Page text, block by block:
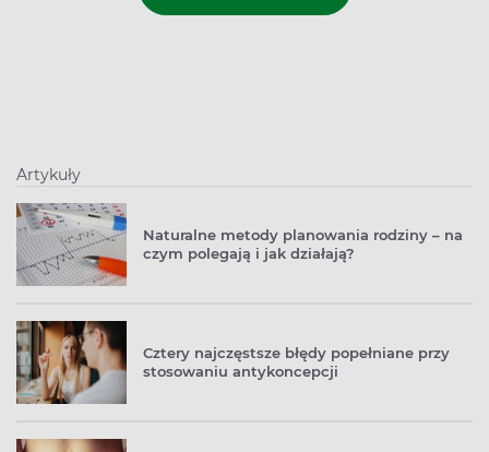
Artykuły
Naturalne metody planowania rodziny – na
czym polegają i jak działają?
Cztery najczęstsze błędy popełniane przy
stosowaniu antykoncepcji